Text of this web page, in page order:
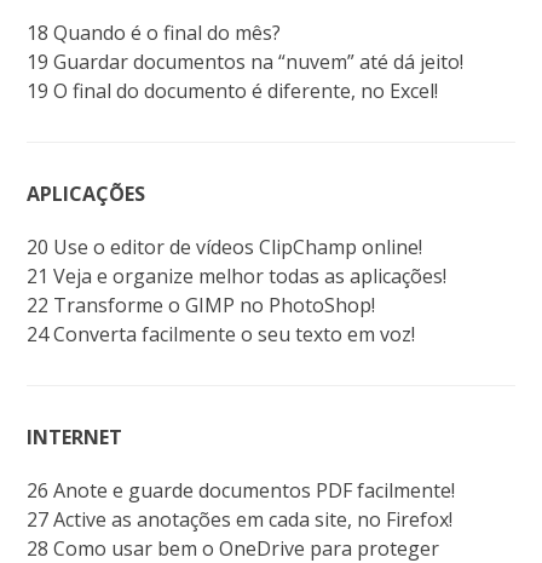
18 Quando é o final do mês?
19 Guardar documentos na “nuvem” até dá jeito!
19 O final do documento é diferente, no Excel!
APLICAÇÕES
20 Use o editor de vídeos ClipChamp online!
21 Veja e organize melhor todas as aplicações!
22 Transforme o GIMP no PhotoShop!
24 Converta facilmente o seu texto em voz!
INTERNET
26 Anote e guarde documentos PDF facilmente!
27 Active as anotações em cada site, no Firefox!
28 Como usar bem o OneDrive para proteger